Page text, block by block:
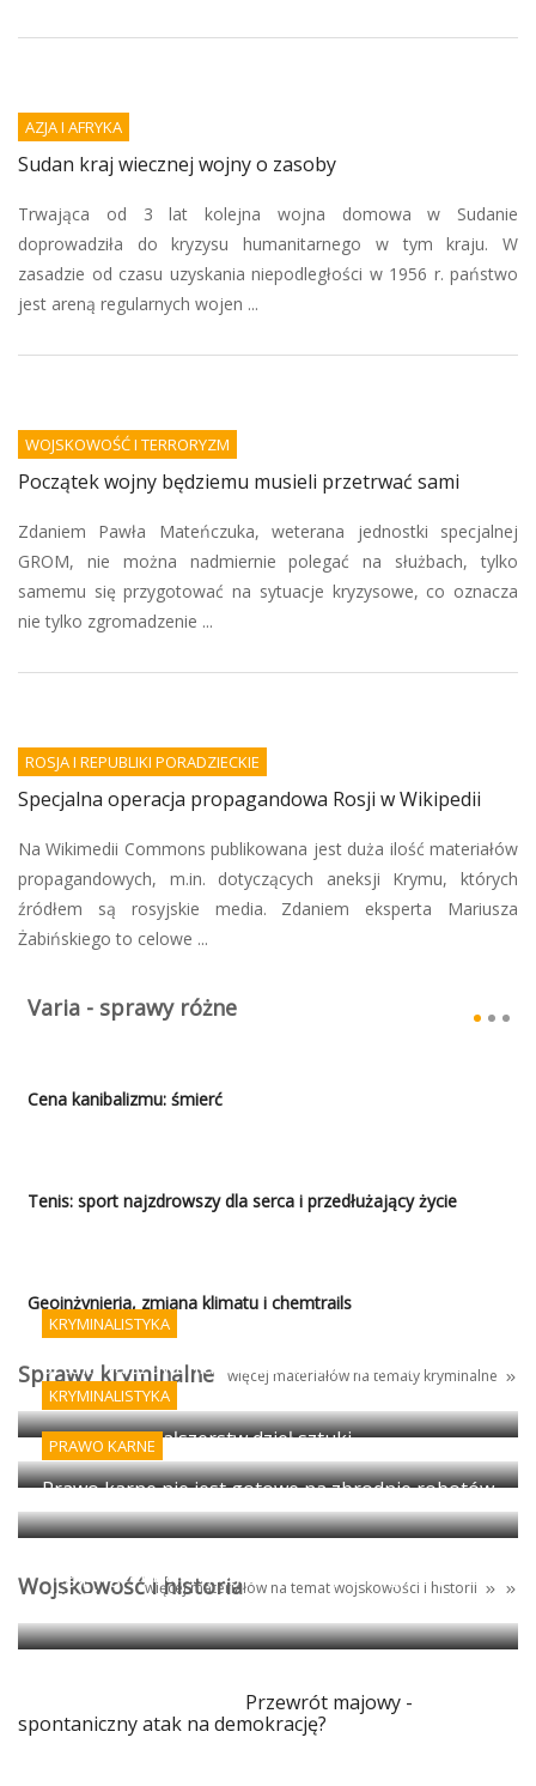
AZJA I AFRYKA
Sudan kraj wiecznej wojny o zasoby
Trwająca od 3 lat kolejna wojna domowa w Sudanie
doprowadziła do kryzysu humanitarnego w tym kraju. W
zasadzie od czasu uzyskania niepodległości w 1956 r. państwo
jest areną regularnych wojen ...
WOJSKOWOŚĆ I TERRORYZM
Początek wojny będziemu musieli przetrwać sami
Zdaniem Pawła Mateńczuka, weterana jednostki specjalnej
GROM, nie można nadmiernie polegać na służbach, tylko
samemu się przygotować na sytuacje kryzysowe, co oznacza
nie tylko zgromadzenie ...
ROSJA I REPUBLIKI PORADZIECKIE
Specjalna operacja propagandowa Rosji w Wikipedii
Na Wikimedii Commons publikowana jest duża ilość materiałów
propagandowych, m.in. dotyczących aneksji Krymu, których
źródłem są rosyjskie media. Zdaniem eksperta Mariusza
Żabińskiego to celowe ...
Varia - sprawy różne
Cena kanibalizmu: śmierć
Tenis: sport najzdrowszy dla serca i przedłużający życie
Geoinżynieria, zmiana klimatu i chemtrails
Sprawy kryminalne więcej materiałów na tematy kryminalne
KRYMINALISTYKA
Sztuka fałszowania podpisów i AI - koniec
porządku prawnego?
KRYMINALISTYKA
Wykrywanie fałszerstw dzieł sztuki
PRAWO KARNE
Prawo karne nie jest gotowe na zbrodnie robotów
Wojskowość i historia
więcej materiałów na tematwojskowości i historii
Egipt: granica między antyczną propagandą i
magią
Przewrót majowy -
spontaniczny atak na demokrację?